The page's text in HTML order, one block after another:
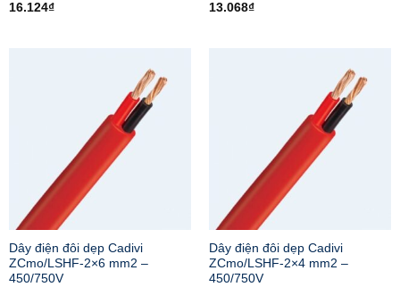
16.124₫
13.068₫
Dây điện đôi dẹp Cadivi
ZCmo/LSHF-2×6 mm2 –
450/750V
Dây điện đôi dẹp Cadivi
ZCmo/LSHF-2×4 mm2 –
450/750V